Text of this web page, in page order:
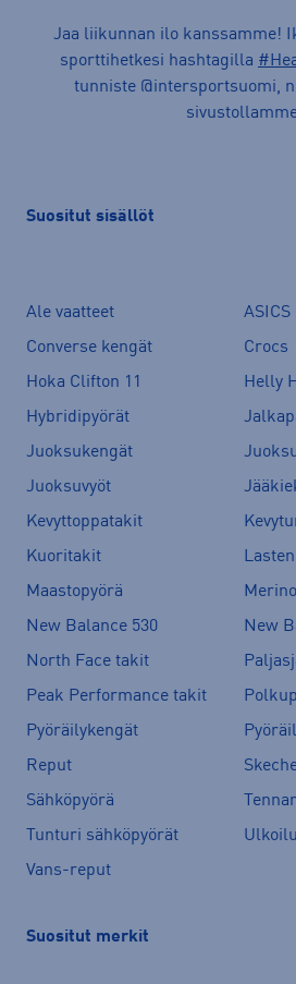
Jaa liikunnan ilo kanssamme!
sporttihetkesi hashtagilla
tunniste @intersportsuomi,
Suositut sisällöt
Ale vaatteet
Converse kengät
Crocs
Hoka Clifton 11
Helly
Hybridipyörät
Juoksukengät
Juoksuvyöt
Kevyttoppatakit
Kuoritakit
Maastopyörä
New Balance 530
New
North Face takit
Peak Performance takit
Pyöräilykengät
Reput
Sähköpyörä
Tunturi sähköpyörät
Vans-reput
Suositut merkit